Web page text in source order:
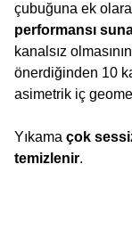
çubuğuna ek
performansı
kanalsız
önerdiğinden 10
asimetrik iç
Yıkama çok
temizlenir.